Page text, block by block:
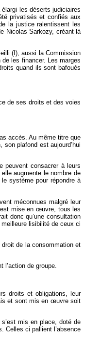
les déserts judiciaires
privatisés et confiés aux
la justice ralentissent les
Nicolas Sarkozy, créant là
(I), aussi la Commission
les financer. Les marges
quand ils sont bafoués
de ses droits et des voies
accès. Au même titre que
plafond est aujourd’hui
peuvent consacrer à leurs
augmente le nombre de
système pour répondre à
méconnues malgré leur
mise en œuvre, tous les
donc qu’une consultation
lisibilité de ceux ci
de la consommation et
l’action de groupe.
droits et obligations, leur
et sont mis en œuvre soit
mis en place, doté de
Celles ci pallient l’absence